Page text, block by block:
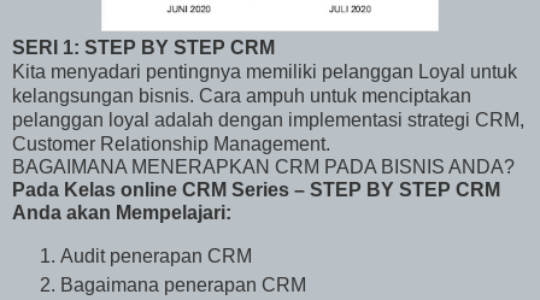
SERI 1: STEP BY STEP CRM
Kita menyadari pentingnya memiliki pelanggan Loyal untuk
kelangsungan bisnis. Cara ampuh untuk menciptakan
pelanggan loyal adalah dengan implementasi strategi CRM,
Customer Relationship Management.
BAGAIMANA MENERAPKAN CRM PADA BISNIS ANDA?
Pada Kelas online CRM Series – STEP BY STEP CRM
Anda akan Mempelajari:
Audit penerapan CRM
Bagaimana penerapan CRM